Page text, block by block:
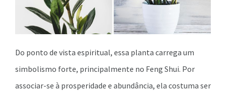
Do ponto de vista espiritual, essa planta carrega um
simbolismo forte, principalmente no Feng Shui. Por
associar-se à prosperidade e abundância, ela costuma ser